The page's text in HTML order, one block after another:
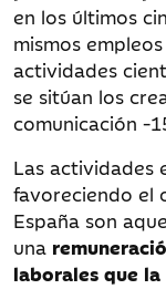
en los últimos
mismos
actividades
se sitúan los
comunicación -
Las actividades
favoreciendo el
España son
una
laborales que